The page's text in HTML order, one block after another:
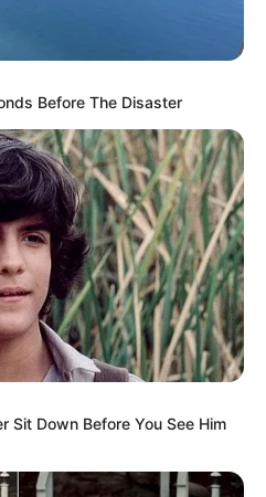
o Primeiro acesso ao AVA
UFRGS.
Before The Disaster
Sit Down Before You See Him